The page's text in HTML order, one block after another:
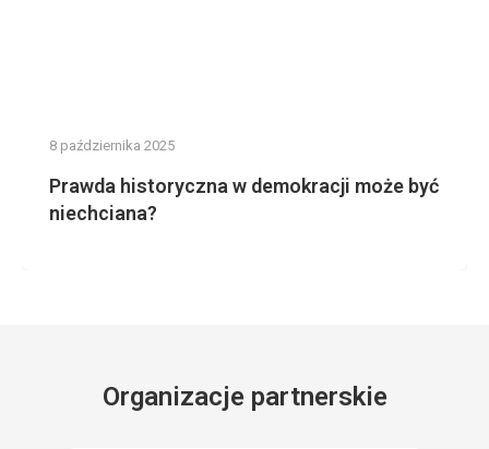
8 października 2025
Prawda historyczna w demokracji może być
niechciana?
Organizacje partnerskie